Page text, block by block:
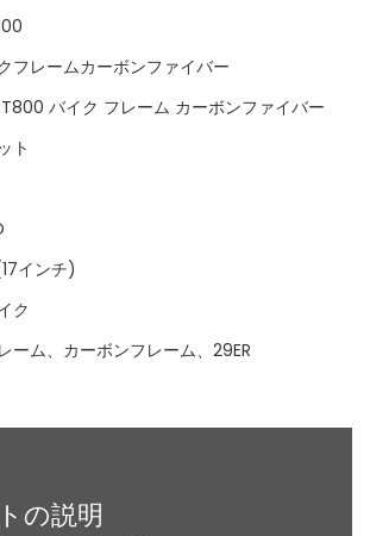
フレームカーボンファイバー
バイク フレーム カーボンファイバー
ト
インチ)
ク
ーム、カーボンフレーム、29ER
の説明